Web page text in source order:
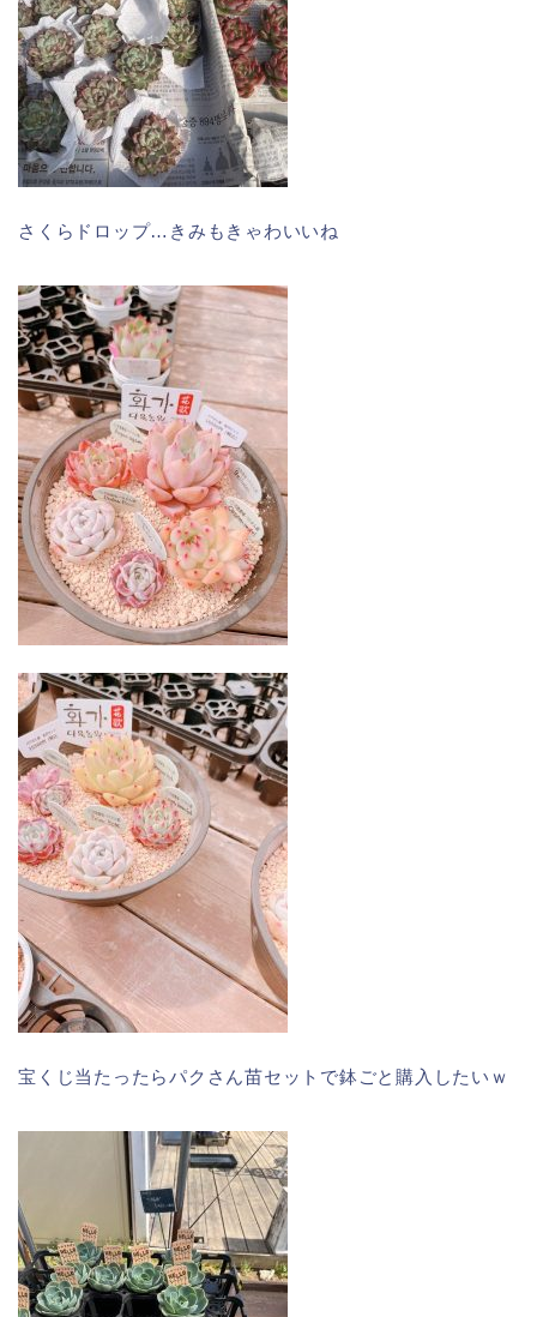
さくらドロップ…きみもきゃわいいね
宝くじ当たったらパクさん苗セットで鉢ごと購入したいｗ